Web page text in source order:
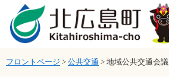
ページの先頭です。
メニューを飛ばして本文へ
フロントページ > 公共交通 > 地域公共交通会議